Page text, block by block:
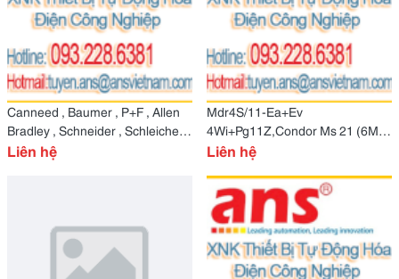
Canneed , Baumer , P+F , Allen
Bradley , Schneider , Schleicher ,
Valbia , Micro
Liên hệ
Mdr4S/11-Ea+Ev
4Wi+Pg11Z,Condor Ms 21 (6M)
Shinmaywa Psn-X5 Condor Kwt-
Liên hệ